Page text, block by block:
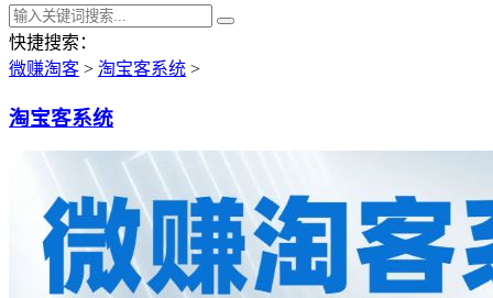
快捷搜索：
微赚淘客 > 淘宝客系统 >
淘宝客系统